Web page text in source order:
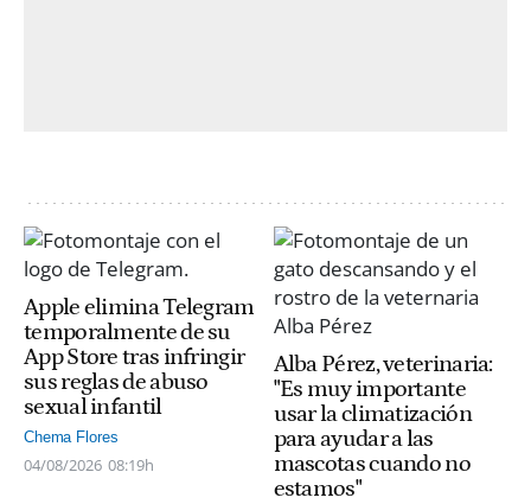
Apple elimina Telegram
temporalmente de su
App Store tras infringir
sus reglas de abuso
sexual infantil
Chema Flores
04/08/2026 08:19h
Alba Pérez, veterinaria:
"Es muy importante
usar la climatización
para ayudar a las
mascotas cuando no
estamos"